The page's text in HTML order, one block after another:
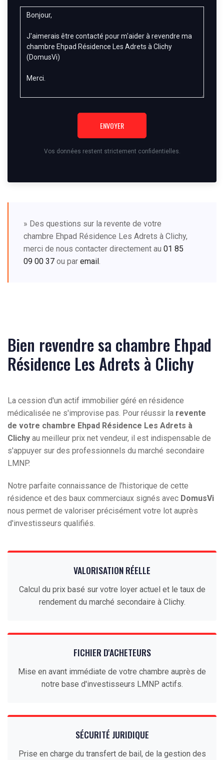
ENVOYER
Vos données restent strictement confidentielles.
» Des questions sur la revente de votre
chambre Ehpad Résidence Les Adrets à Clichy,
merci de nous contacter directement au 01 85
09 00 37 ou par email
Bien revendre sa chambre Ehpad
Résidence Les Adrets à Clichy
La cession d'un actif immobilier géré en résidence
médicalisée ne s'improvise pas. Pour réussir la revente
de votre chambre Ehpad Résidence Les Adrets à
Clichy au meilleur prix net vendeur, il est indispensable de
s'appuyer sur des professionnels du marché secondaire
LMNP.
Notre parfaite connaissance de l'historique de cette
résidence et des baux commerciaux signés avec DomusVi
nous permet de valoriser précisément votre lot auprès
d'investisseurs qualifiés.
VALORISATION RÉELLE
Calcul du prix basé sur votre loyer actuel et le taux de
rendement du marché secondaire à Clichy.
FICHIER D'ACHETEURS
Mise en avant immédiate de votre chambre auprès de
notre base d'investisseurs LMNP actifs.
SÉCURITÉ JURIDIQUE
Prise en charge du transfert de bail, de la gestion des